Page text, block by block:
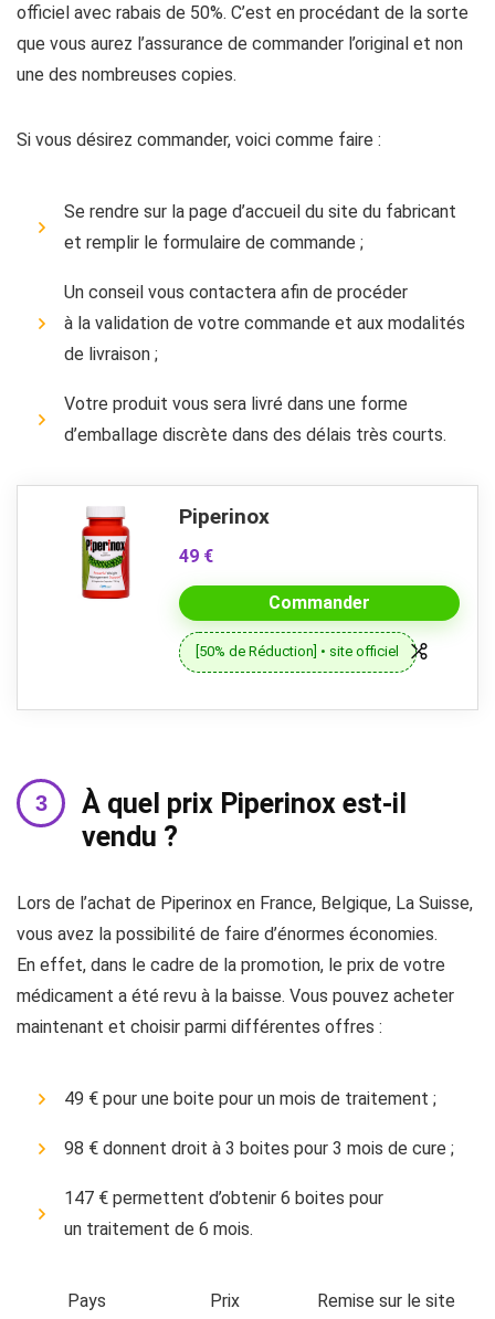
officiel avec rabais de 50%. C’est en procédant de la sorte
que vous aurez l’assurance de commander l’original et non
une des nombreuses copies.
Si vous désirez commander, voici comme faire :
Se rendre sur la page d’accueil du site du fabricant
et remplir le formulaire de commande ;
Un conseil vous contactera afin de procéder
à la validation de votre commande et aux modalités
de livraison ;
Votre produit vous sera livré dans une forme
d’emballage discrète dans des délais très courts.
Piperinox
49 €
Commander
[50% de Réduction] • site officiel
À quel prix Piperinox est-il
vendu ?
Lors de l’achat de Piperinox en France, Belgique, La Suisse,
vous avez la possibilité de faire d’énormes économies.
En effet, dans le cadre de la promotion, le prix de votre
médicament a été revu à la baisse. Vous pouvez acheter
maintenant et choisir parmi différentes offres :
49 € pour une boite pour un mois de traitement ;
98 € donnent droit à 3 boites pour 3 mois de cure ;
147 € permettent d’obtenir 6 boites pour
un traitement de 6 mois.
Pays
Prix
Remise sur le site